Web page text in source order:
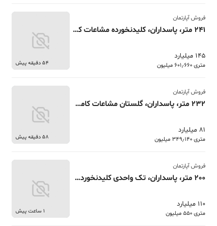
فروش آپارتمان
241 متر، پاسداران، کلیدنخورده مشاعات کامل 4 پارکینگ
145 میلیارد
متری 601٫660 میلیون 54 دقیقه پیش
فروش آپارتمان
232 متر، پاسداران، گلستان مشاعات کامل 2 پارکینگ
81 میلیارد
متری 349٫140 میلیون 58 دقیقه پیش
فروش آپارتمان
200 متر، پاسداران، تک واحدی کلیدنخورده 2 پارکینگ
110 میلیارد
متری 550 میلیون 1 ساعت پیش